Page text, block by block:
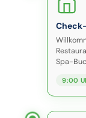
Spa-
9:00